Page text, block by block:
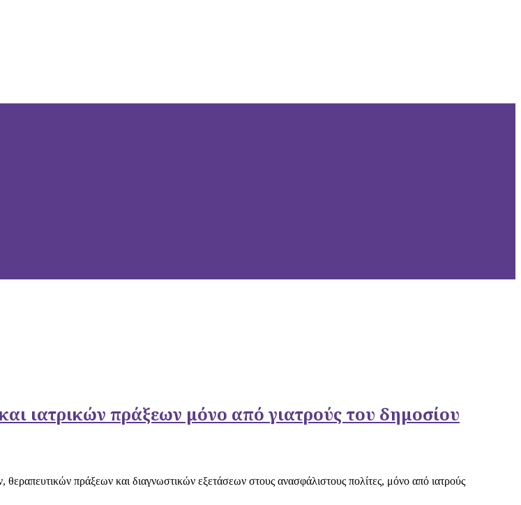
ιατρικών πράξεων μόνο από γιατρούς του δημοσίου
πράξεων και διαγνωστικών εξετάσεων στους ανασφάλιστους πολίτες, μόνο από ιατρούς